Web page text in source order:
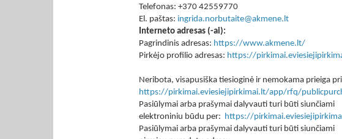
Telefonas: +370 42559770
El. paštas: ingrida.norbutaite@akmene.lt
Interneto adresas (-ai):
Pagrindinis adresas: https://www.akmene.lt/
Pirkėjo profilio adresas: https://
Neribota, visapusiška tiesioginė ir nemokama prieiga
https://pirkimai.eviesiejipirkimai.lt/app/rfq/
Pasiūlymai arba prašymai dalyvauti turi būti siunčiami
elektroniniu būdu per: https://
Pasiūlymai arba prašymai dalyvauti turi būti siunčiami